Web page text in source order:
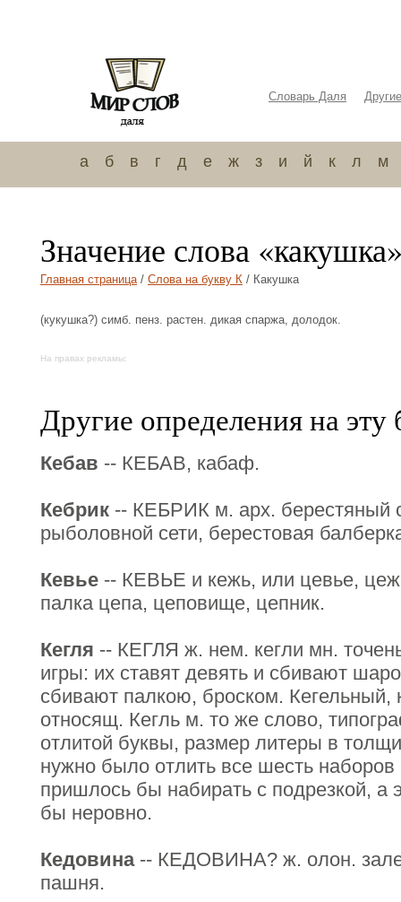
Словарь Даля
а б в г д е ж з и й к л м
Значение слова
Главная страница/ Слова на букву К / Какушка
(кукушка?) симб. пенз. растен. дикая спаржа, долодок.
На правах рекламы:
Другие определения на эту
Кебав -- КЕБАВ, кабаф.
Кебрик -- КЕБРИК м. арх. берестяный
рыболовной сети, берестовая
Кевье -- КЕВЬЕ и кежь, или цевье,
палка цепа, цеповище, цепник.
Кегля -- КЕГЛЯ ж. нем. кегли мн.
игры: их ставят девять и сбивают
сбивают палкою, броском. Кегельный,
относящ. Кегль м. то же слово,
отлитой буквы, размер литеры в
нужно было отлить все шесть наборов
пришлось бы набирать с подрезкой, а
бы неровно.
Кедовина-- КЕДОВИНА? ж. олон.
пашня.